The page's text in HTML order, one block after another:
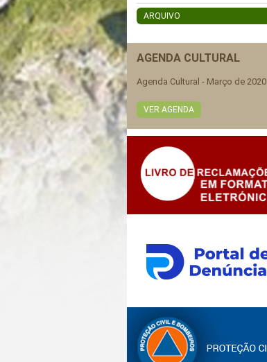
ARQUIVO
AGENDA CULTURAL
Agenda Cultural - Março de 2020
VER AGENDA